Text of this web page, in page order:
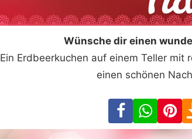
Wünsche dir einen
Ein Erdbeerkuchen auf einem Teller
einen schönen
Facebook